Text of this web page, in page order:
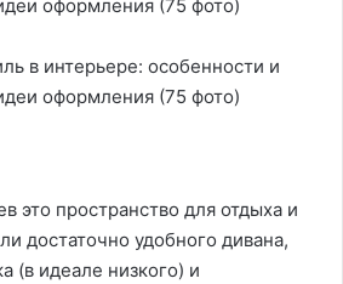
это пространство для отдыха и
достаточно удобного дивана,
(в идеале низкого) и